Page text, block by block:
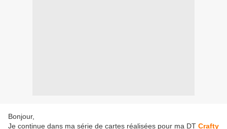
Bonjour,
Je continue dans ma série de cartes réalisées pour ma DT Crafty